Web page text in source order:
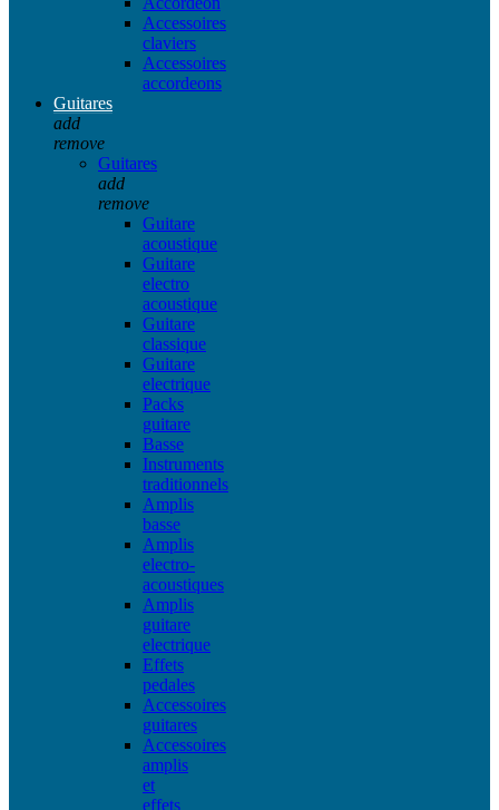
Accessoires
claviers
Accessoires
accordeons
Guitares
add
remove
Guitares
add
remove
Guitare
acoustique
Guitare
electro
acoustique
Guitare
classique
Guitare
electrique
Packs
guitare
Basse
Instruments
traditionnels
Amplis
basse
Amplis
electro-
acoustiques
Amplis
guitare
electrique
Effets
pedales
Accessoires
guitares
Accessoires
amplis
et
effets